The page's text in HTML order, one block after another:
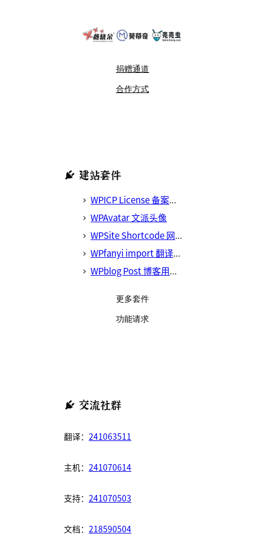
捐赠通道
合作方式
建站套件
WPAvatar 文派头像
更多套件
功能请求
交流社群
翻译： 241063511
主机： 241070614
支持： 241070503
文档： 218590504